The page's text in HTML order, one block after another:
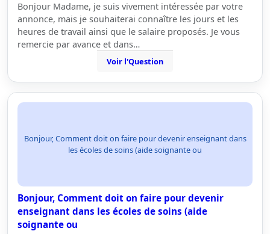
Bonjour Madame, je suis vivement intéressée par votre
annonce, mais je souhaiterai connaître les jours et les
heures de travail ainsi que le salaire proposés. Je vous
remercie par avance et dans…
Voir l'Question
Bonjour, Comment doit on faire pour devenir enseignant dans
les écoles de soins (aide soignante ou
Bonjour, Comment doit on faire pour devenir
enseignant dans les écoles de soins (aide
soignante ou